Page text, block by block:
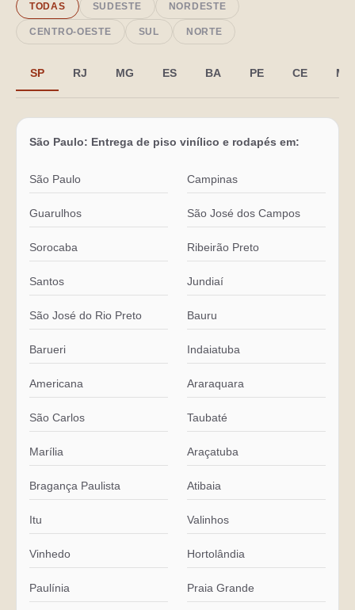
TODAS SUDESTE NORDESTE
CENTRO-OESTE SUL NORTE
SP RJ MG ES BA PE CE MA
São Paulo: Entrega de piso vinílico e rodapés em:
São Paulo Campinas
Guarulhos São José dos Campos
Sorocaba Ribeirão Preto
Santos Jundiaí
São José do Rio Preto Bauru
Barueri Indaiatuba
Americana Araraquara
São Carlos Taubaté
Marília Araçatuba
Bragança Paulista Atibaia
Itu Valinhos
Vinhedo Hortolândia
Paulínia Praia Grande